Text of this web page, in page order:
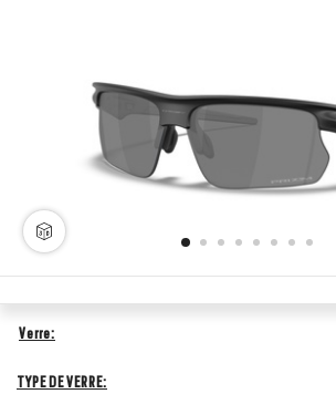
Verre
de
TYPE DE VERRE